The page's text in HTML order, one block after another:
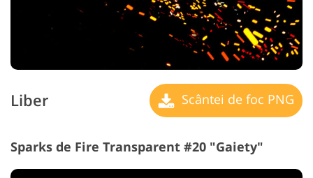
Liber Scântei de foc PNG
Sparks de Fire Transparent #20 "Gaiety"